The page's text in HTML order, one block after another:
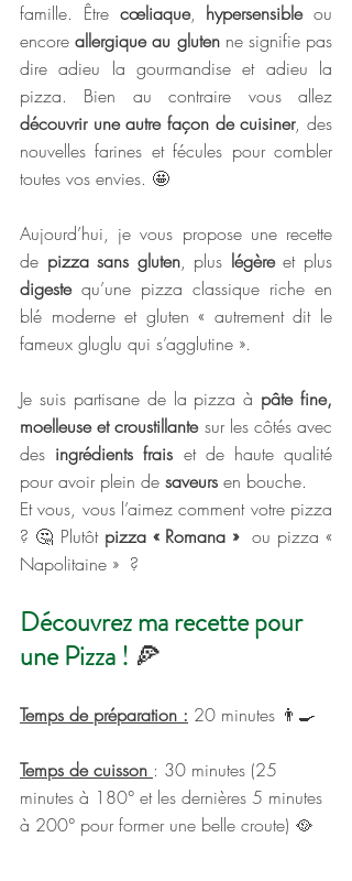
famille. Être cœliaque, hypersensible ou
encore allergique au gluten ne signifie pas
dire adieu la gourmandise et adieu la
découvrir une autre façon de cuisiner, des
nouvelles farines et fécules pour combler
toutes vos envies. 🤩
Aujourd’hui, je vous propose une recette
de pizza sans gluten, plus légère
digeste qu’une pizza classique riche en
blé moderne et gluten « autrement dit le
fameux gluglu qui s’agglutine ».
Je suis partisane de la pizza à pâte fine,
moelleuse et croustillante sur les côtés avec
des ingrédients frais et de haute qualité
pour avoir plein de saveurs en bouche.
Et vous, vous l’aimez comment votre pizza
? 🤔 Plutôt pizza « Romana »
  ou pizza «
Napolitaine »  ?
Découvrez ma recette pour
une Pizza ! 🍕
Temps de préparation : 20 minutes 👨‍🍳
Temps de cuisson : 30 minutes (25
minutes à 180° et les dernières 5 minutes
à 200° pour former une belle croute) 🥘